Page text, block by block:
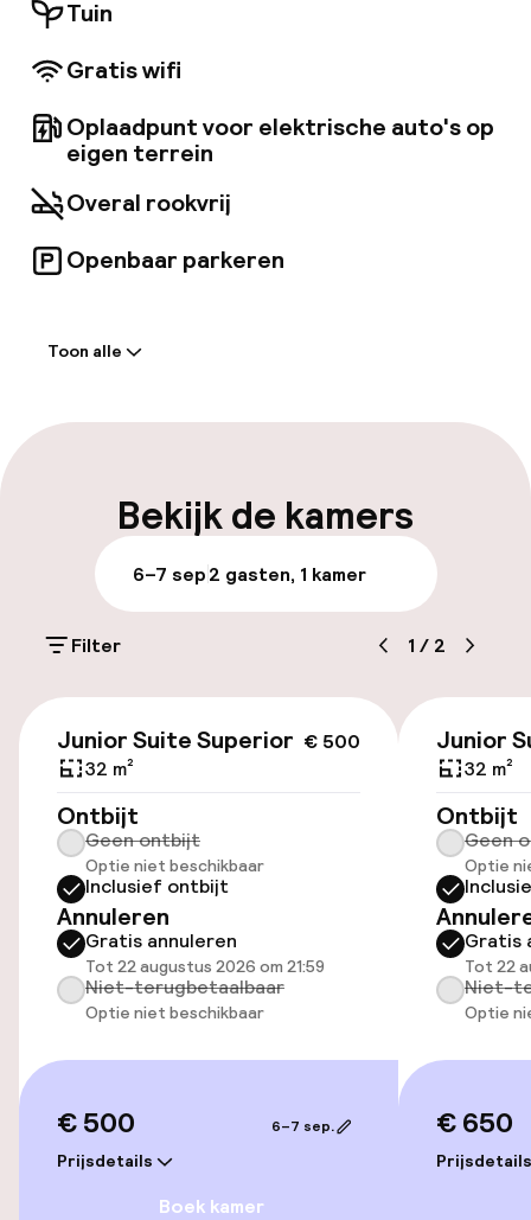
Tuin
Gratis wifi
Oplaadpunt voor elektrische auto's op
eigen terrein
Overal rookvrij
Openbaar parkeren
Meertalige medewerkers
Parkeren & mobiliteit
Openbaar parkeren
locatie
Toegankelijkheid
Overal rolstoeltoegankelijk
Lift
Zwemmen & wellness
Zoetwater binnenzwembad
Ligstoelen
Toon alle
Bekijk de kamers
6–7 sep2 gasten, 1 kamer
Filter 1 / 2
€ 500
Junior Suite Superior
32 m²
Ontbijt
Geen ontbijt
Optie niet beschikbaar
Inclusief ontbijt
Annuleren
Gratis annuleren
Tot 22 augustus 2026 om 21:59
Niet-terugbetaalbaar
Optie niet beschikbaar
€ 500
Prijsdetails
6–7 sep.
Boek kamer
Junior
32 m²
Ontbijt
Geen
Optie
Gratis
Tot 22
Niet-
Optie
€ 650
Prijsdetails